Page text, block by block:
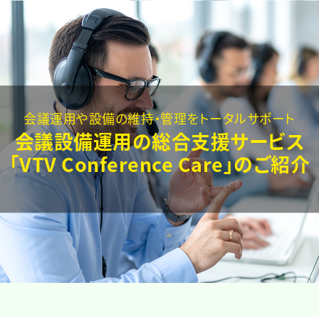
会議運用や設備の維持・管理をトータルサポート
会議設備運用の総合支援サービス
「VTV Conference Care」のご紹介